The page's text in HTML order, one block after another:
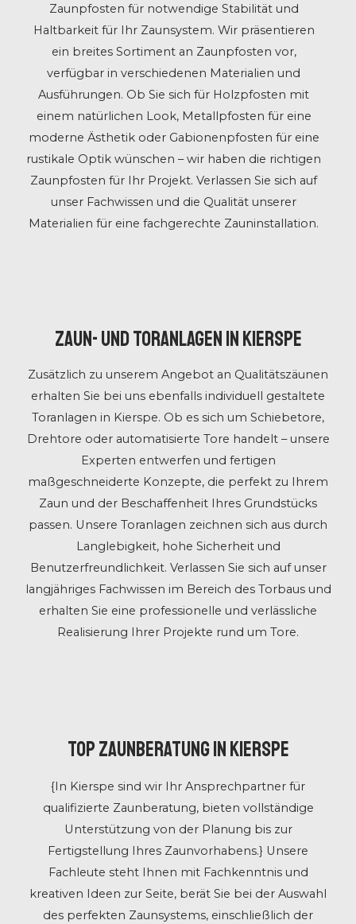
Zaunpfosten für notwendige Stabilität und
Haltbarkeit für Ihr Zaunsystem. Wir präsentieren
ein breites Sortiment an Zaunpfosten vor,
verfügbar in verschiedenen Materialien und
Ausführungen. Ob Sie sich für Holzpfosten mit
einem natürlichen Look, Metallpfosten für eine
moderne Ästhetik oder Gabionenpfosten für eine
rustikale Optik wünschen – wir haben die richtigen
Zaunpfosten für Ihr Projekt. Verlassen Sie sich auf
unser Fachwissen und die Qualität unserer
Materialien für eine fachgerechte Zauninstallation.
Zaun- und Toranlagen in Kierspe
Zusätzlich zu unserem Angebot an Qualitätszäunen
erhalten Sie bei uns ebenfalls individuell gestaltete
Toranlagen in Kierspe. Ob es sich um Schiebetore,
Drehtore oder automatisierte Tore handelt – unsere
Experten entwerfen und fertigen
maßgeschneiderte Konzepte, die perfekt zu Ihrem
Zaun und der Beschaffenheit Ihres Grundstücks
passen. Unsere Toranlagen zeichnen sich aus durch
Langlebigkeit, hohe Sicherheit und
Benutzerfreundlichkeit. Verlassen Sie sich auf unser
langjähriges Fachwissen im Bereich des Torbaus und
erhalten Sie eine professionelle und verlässliche
Realisierung Ihrer Projekte rund um Tore.
Top Zaunberatung in Kierspe
{In Kierspe sind wir Ihr Ansprechpartner für
qualifizierte Zaunberatung, bieten vollständige
Unterstützung von der Planung bis zur
Fertigstellung Ihres Zaunvorhabens.} Unsere
Fachleute steht Ihnen mit Fachkenntnis und
kreativen Ideen zur Seite, berät Sie bei der Auswahl
des perfekten Zaunsystems, einschließlich der